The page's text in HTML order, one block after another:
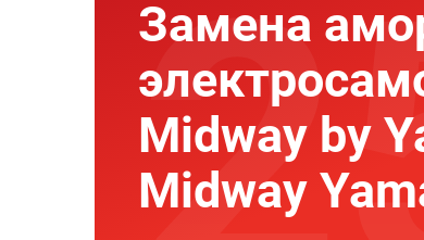
Замена
Midway by
Midway